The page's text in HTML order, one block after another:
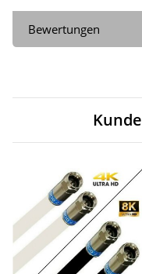
Bewertungen